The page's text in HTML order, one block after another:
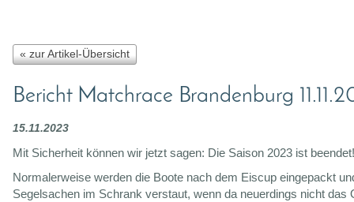
« zur Artikel-Übersicht
Bericht Matchrace Brandenburg
15.11.2023
Mit Sicherheit können wir jetzt sagen: Die Saison 2023 ist beendet!
Normalerweise werden die Boote nach dem Eiscup eingepackt
Segelsachen im Schrank verstaut, wenn da neuerdings nicht das